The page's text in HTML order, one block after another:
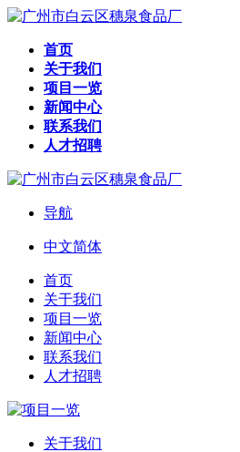
首页
关于我们
项目一览
新闻中心
联系我们
人才招聘
导航
中文简体
首页
关于我们
项目一览
新闻中心
联系我们
人才招聘
关于我们